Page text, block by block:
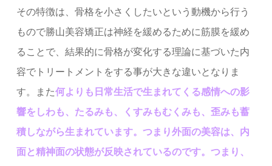
その特徴は、骨格を小さくしたいという動機から行う
もので勝山美容矯正は神経を緩めるために筋膜を緩め
ることで、結果的に骨格が変化する理論に基づいた内
容でトリートメントをする事が大きな違いとなりま
す。
また何よりも日常生活で生まれてくる感情への影
響をしわも、たるみも、くすみもむくみも、歪みも蓄
積しながら生まれています。つまり外面の美容は、内
面と精神面の状態が反映されているのです。つまり、